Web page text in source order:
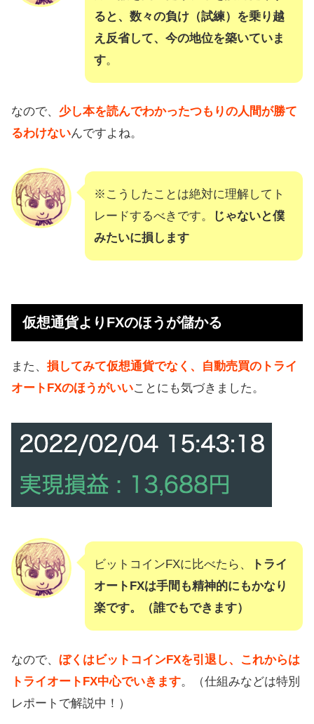
ると、数々の負け（試練）を乗り越
え反省して、今の地位を築いていま
す。
なので、 少し本を読んでわかったつもりの人間が勝て
るわけないんですよね。
※こうしたことは絶対に理解してト
レードするべきです。
じゃないと僕
みたいに損します
仮想通貨よりFXのほうが儲かる
また、 損してみて仮想通貨でなく、自動売買のトライ
オートFXのほうがいいことにも気づきました。
ビットコインFXに比べたら、
トライ
オートFXは手間も精神的にもかなり
楽です。（誰でもできます）
なので、 ぼくはビットコインFXを引退し、これからは
トライオートFX中心でいきます。（仕組みなどは特別
レポートで解説中！）